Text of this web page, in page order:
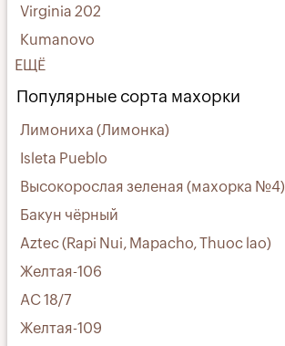
Virginia 202
Kumanovo
ЕЩЁ
Популярные сорта махорки
Лимониха (Лимонка)
Isleta Pueblo
Высокорослая зеленая (махорка №4)
Бакун чёрный
Aztec (Rapi Nui, Mapacho, Thuoc lao)
Желтая-106
АС 18/7
Желтая-109